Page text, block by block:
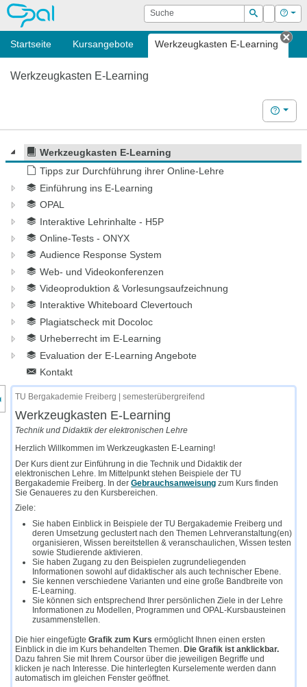
OPAL Suche
Suchen
Login Hilfe
Startseite Kursangebote Werkzeugkasten E-Learning
Werkzeugkasten E-Learning
Hilfe
Werkzeugkasten E-Learning
Tipps zur Durchführung ihrer Online-Lehre
Einführung ins E-Learning
OPAL
Interaktive Lehrinhalte - H5P
Online-Tests - ONYX
Audience Response System
Web- und Videokonferenzen
Videoproduktion & Vorlesungsaufzeichnung
Interaktive Whiteboard Clevertouch
Plagiatscheck mit Docoloc
Urheberrecht im E-Learning
Evaluation der E-Learning Angebote
Kontakt
des Kursmenüs
TU Bergakademie Freiberg | semesterübergreifend
Werkzeugkasten E-Learning
Technik und Didaktik der elektronischen Lehre
Herzlich Willkommen im Werkzeugkasten E-Learning!
Der Kurs dient zur Einführung in die Technik und Didaktik der
elektronischen Lehre. Im Mittelpunkt stehen Beispiele der TU
Bergakademie Freiberg. In derGebrauchsanweisung zum Kurs finden
Sie Genaueres zu den Kursbereichen.
Ziele:
Sie haben Einblick in Beispiele der TU Bergakademie Freiberg und
deren Umsetzung geclustert nach den Themen Lehrveranstaltung(en)
organisieren, Wissen bereitstellen & veranschaulichen, Wissen testen
sowie Studierende aktivieren.
Sie haben Zugang zu den Beispielen zugrundeliegenden
Informationen sowohl auf didaktischer als auch technischer Ebene.
Sie kennen verschiedene Varianten und eine große Bandbreite von
E-Learning.
Sie können sich entsprechend Ihrer persönlichen Ziele in der Lehre
Informationen zu Modellen, Programmen und OPAL-Kursbausteinen
zusammenstellen.
Die hier eingefügteGrafik zum Kurs ermöglicht Ihnen einen ersten
Einblick in die im Kurs behandelten Themen.Die Grafik ist anklickbar.
Dazu fahren Sie mit Ihrem Coursor über die jeweiligen Begriffe und
klicken je nach Interesse. Die hinterlegten Kurselemente werden dann
automatisch im gleichen Fenster geöffnet.